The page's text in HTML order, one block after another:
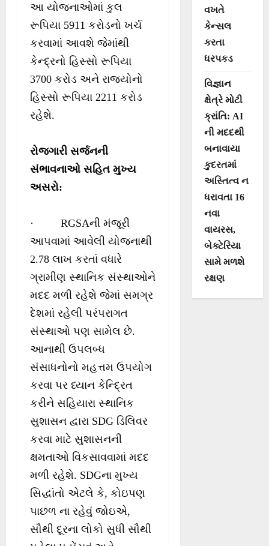
આ યોજનાઓમાં કુલ
રૂપિયા 5911 કરોડનો ખર્ચ
કરવામાં આવશે જેમાંથી
કેન્દ્રનો હિસ્સો રૂપિયા
3700 કરોડ અને રાજ્યોનો
હિસ્સો રૂપિયા 2211 કરોડ
રહેશે.
રોજગારી સર્જનની
સંભાવનાઓ સહિત મુખ્ય
અસરો:
· RGSAની મંજૂરી
આપવામાં આવેલી યોજનાથી
2.78 લાખ કરતાં વધારે
ગ્રામીણ સ્થાનિક સંસ્થાઓને
મદદ મળી રહેશે જેમાં સમગ્ર
દેશમાં રહેલી પરંપરાગત
સંસ્થાઓ પણ સામેલ છે.
આનાથી ઉપલબ્ધ
સંસાધનોનો મહત્તમ ઉપયોગ
કરવા પર ધ્યાન કેન્દ્રિત
કરીને સહિયારા સ્થાનિક
સુશાસન દ્વારા SDG ડિલિવર
કરવા માટે સુશાસનની
ક્ષમતાઓ વિકસાવવામાં મદદ
મળી રહેશે. SDGના મુખ્ય
સિદ્ધાંતો એટલે કે, કોઇપણ
પાછળ ના રહેવું જોઇએ,
સૌથી દૂરના લોકો સુધી સૌથી
વખતે
કેન્સલ
કરતા
ધરપકડ
વિજ્ઞાન
ક્ષેત્રે મોટી
ક્રાંતિ: AI
ની મદદથી
બનાવાયા
કુદરતમાં
અસ્તિત્વ ન
ધરાવતા 16
નવા
વાયરસ,
બેક્ટેરિયા
સામે મળશે
રક્ષણ